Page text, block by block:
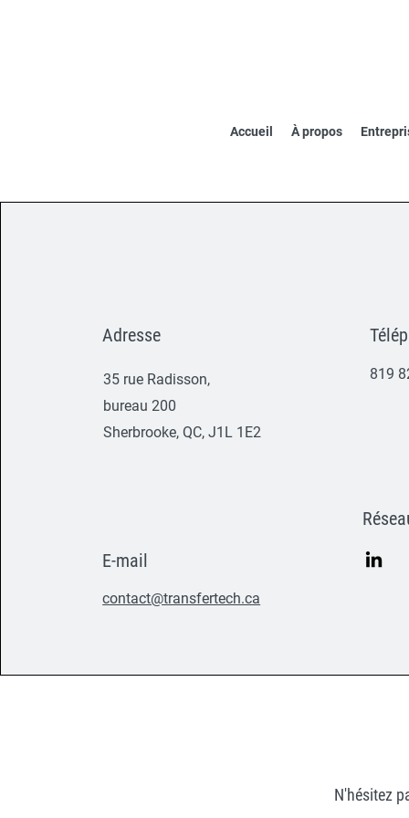
Accueil À propos
Adresse
35 rue Radisson,
bureau 200
Sherbrooke, QC, J1L 1E2
E-mail
819
contact@transfertech.ca
N'hésitez